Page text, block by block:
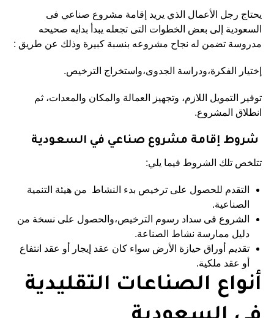
يحتاج رجل الأعمال الذي يريد إقامة مشروع صناعي فى
السعودية إلى بعض الخطوات التى تجعله يبدأ بدايه صحيحه
مدروسة تضمن له نجاح مشروعه بنسبة كبيرة وذلك عن طريق :
إختيار الفكرة،ودراسة الجدوى،واستخراج الترخيص.
توفير التمويل اللازم، وتجهيز العمالة والمكان والمعدات، ثم
انطلاق المشروع.
شروط إقامة مشروع صناعي في السعودية
تتلخص تلك الشروط فيما يلي:
التقدم للحصول على ترخيص بدء النشاط من هيئة التنمية
الصناعية.
الشروع فى سداد رسوم الترخيص،والحصول على نسخة من
دليل ممارسة نشاط الصناعة.
تقديم أوراق حيازة الأرض سواء كان عقد إيجار أو عقد انتفاع
أو عقد ملكية.
أنواع الصناعات التقليدية